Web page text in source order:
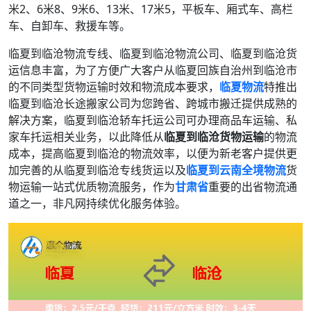
米2、6米8、9米6、13米、17米5，平板车、厢式车、高栏
车、自卸车、救援车等。
临夏到临沧物流专线、临夏到临沧物流公司、临夏到临沧货
运信息丰富，为了方便广大客户从临夏回族自治州到临沧市
的不同类型货物运输时效和物流成本要求， 临夏物流特推出
临夏到临沧长途搬家公司为您跨省、跨城市搬迁提供成熟的
解决方案，临夏到临沧轿车托运公司可办理商品车运输、私
家车托运相关业务，以此降低从临夏到临沧货物运输的物流
成本，提高临夏到临沧的物流效率，以便为新老客户提供更
加完善的从临夏到临沧专线货运以及临夏到云南全境物流货
物运输一站式优质物流服务，作为甘肃省重要的出省物流通
道之一，非凡网持续优化服务体验。